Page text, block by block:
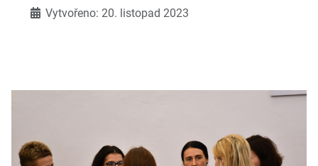
Vytvořeno: 20. listopad 2023